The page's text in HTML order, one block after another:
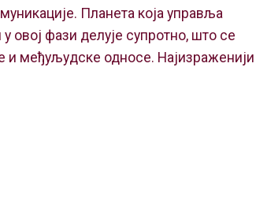
Планета која управља
фази делује супротно, што се
међуљудске односе. Најизраженији